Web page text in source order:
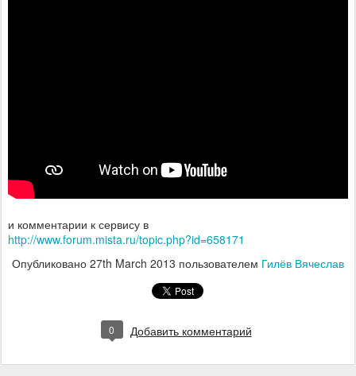
и комментарии к сервису в
http://www.forum.mista.ru/topic.php?id=658171
Опубликовано 27th March 2013 пользователем Гилёв Вячеслав
0 Добавить комментарий